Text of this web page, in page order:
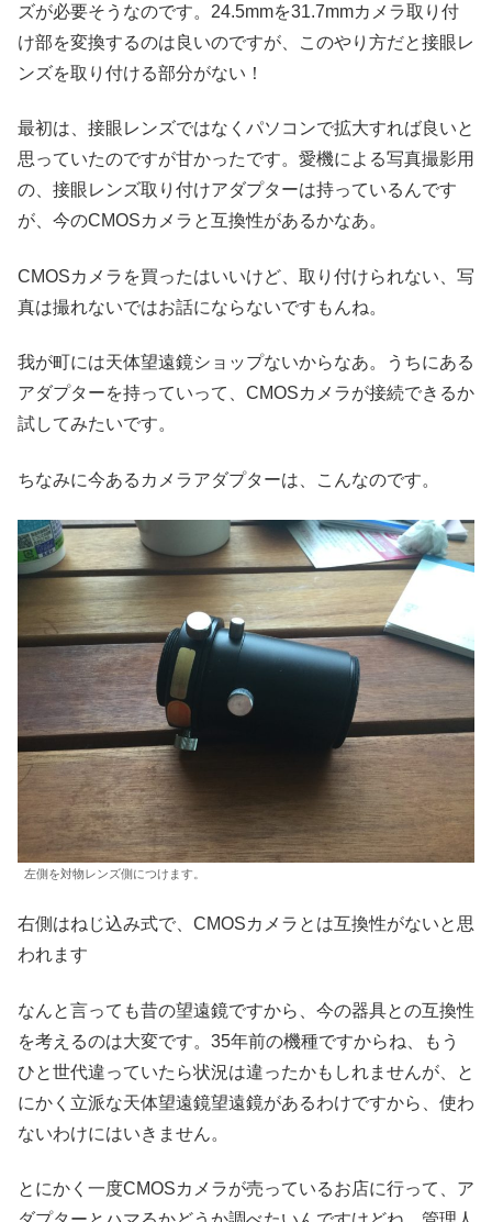
ズが必要そうなのです。24.5mmを31.7mmカメラ取り付
け部を変換するのは良いのですが、このやり方だと接眼レ
ンズを取り付ける部分がない！
最初は、接眼レンズではなくパソコンで拡大すれば良いと
思っていたのですが甘かったです。愛機による写真撮影用
の、接眼レンズ取り付けアダプターは持っているんです
が、今のCMOSカメラと互換性があるかなあ。
CMOSカメラを買ったはいいけど、取り付けられない、写
真は撮れないではお話にならないですもんね。
我が町には天体望遠鏡ショップないからなあ。うちにある
アダプターを持っていって、CMOSカメラが接続できるか
試してみたいです。
ちなみに今あるカメラアダプターは、こんなのです。
左側を対物レンズ側につけます。
右側はねじ込み式で、CMOSカメラとは互換性がないと思
われます
なんと言っても昔の望遠鏡ですから、今の器具との互換性
を考えるのは大変です。35年前の機種ですからね、もう
ひと世代違っていたら状況は違ったかもしれませんが、と
にかく立派な天体望遠鏡望遠鏡があるわけですから、使わ
ないわけにはいきません。
とにかく一度CMOSカメラが売っているお店に行って、ア